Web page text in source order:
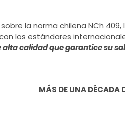
la norma chilena NCh
los estándares
alta calidad que garantice su
MÁS DE UNA DÉCADA